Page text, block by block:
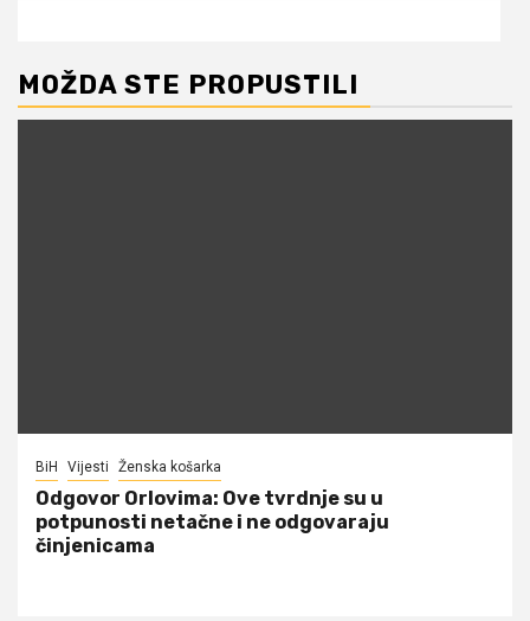
MOŽDA STE PROPUSTILI
BiH Vijesti Ženska košarka
Odgovor Orlovima: ​Ove tvrdnje su u
potpunosti netačne i ne odgovaraju
činjenicama